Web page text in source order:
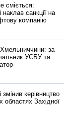
сміється:
санкції на
компанію
за
УСБУ та
керівництво
областях Західної